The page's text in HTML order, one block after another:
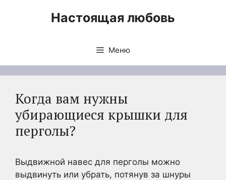
Настоящая любовь
Меню
Когда вам нужны
убирающиеся крышки для
перголы?
Выдвижной навес для перголы можно
выдвинуть или убрать, потянув за шнуры